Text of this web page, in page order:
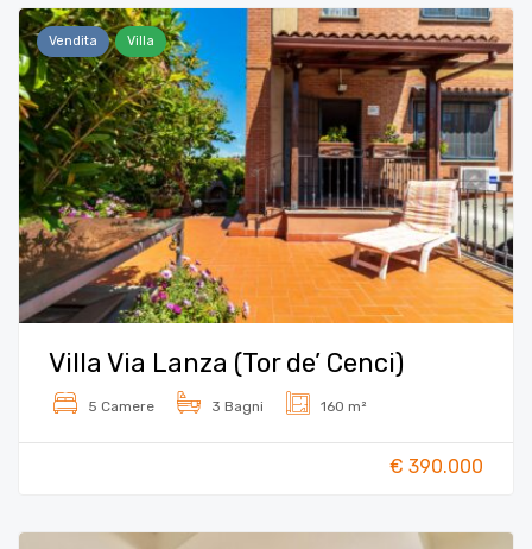
Vendita Villa
Villa Via Lanza (Tor de’ Cenci)
5 Camere 3 Bagni 160 m²
€ 390.000